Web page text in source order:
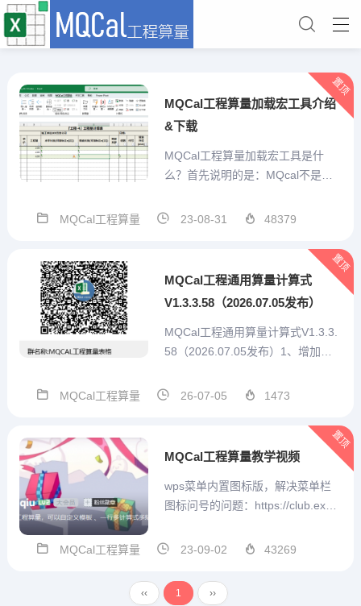
MQCal工程算量加载宏工具介绍
&下载
MQCal工程算量加载宏工具是什
么？首先说明的是：MQcal不是一
值工具。他是我本人结合手工算量
算量表格自己设计、重复项目便捷
输入、特殊标记、汇总统计、打印
或打印为pdf、造价预估...
MQCal工程算量 23-08-31 48379
置顶
MQCal工程通用算量计算式
V1.3.3.58（2026.07.05发布）
MQCal工程通用算量计算式V1.3.3.
58（2026.07.05发布）1、增加技
通用算量计算式V1.3.3.56 2026.07.
变，因此重开一贴发布。本版本 模
MQCal工程算量 26-07-05 1473
置顶
MQCal工程算量教学视频
wps菜单内置图标版，解决菜单栏
图标问号的问题：https://club.excel
l一下视频展示的wps菜单仍然有？
经解决了图标不能正常显示的问...
MQCal工程算量 23-09-02 43269
置顶
‹‹ 1 ››